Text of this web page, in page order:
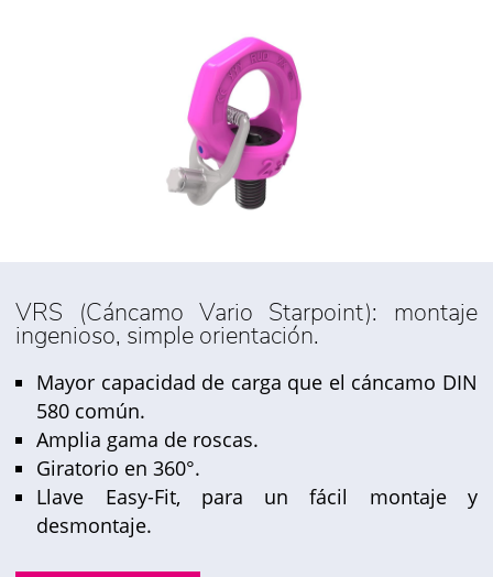
VRS (Cáncamo Vario Starpoint): montaje
ingenioso, simple orientación.
Mayor capacidad de carga que el cáncamo DIN
580 común.
Amplia gama de roscas.
Giratorio en 360°.
Llave Easy-Fit, para un fácil montaje y
desmontaje.